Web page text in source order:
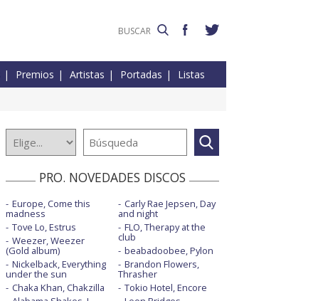
Premios Artistas Portadas Listas
PRO. NOVEDADES DISCOS
Europe, Come this
madness
Tove Lo, Estrus
Weezer, Weezer
(Gold album)
Nickelback, Everything
under the sun
Chaka Khan, Chakzilla
Carly Rae Jepsen, Day
and night
FLO, Therapy at the
club
beabadoobee, Pylon
Brandon Flowers,
Thrasher
Tokio Hotel, Encore